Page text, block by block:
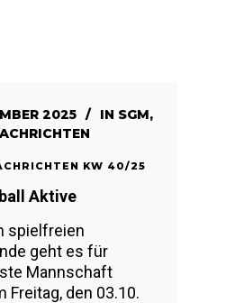
2025 IN SGM,
KW 40/25
Aktive
spielfreien
geht es für
Mannschaft
Freitag, den 03.10.